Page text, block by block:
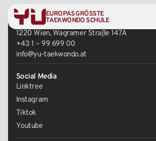
EUROPAS GRÖSSTE
TAEKWONDO SCHULE
Zentrale
1220 Wien, Wagramer Straße 147A
+43 1 – 99 699 00
info@yu-taekwondo.at
Social Media
Linktree
Instagram
Tiktok
Youtube